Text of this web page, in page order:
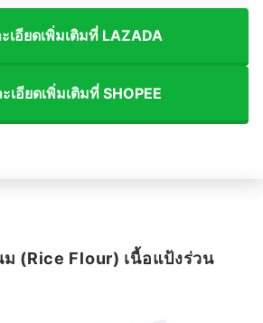
เอียดเพิ่มเติมที่ LAZADA
เอียดเพิ่มเติมที่ SHOPEE
(Rice Flour) เนื้อแป้งร่วน